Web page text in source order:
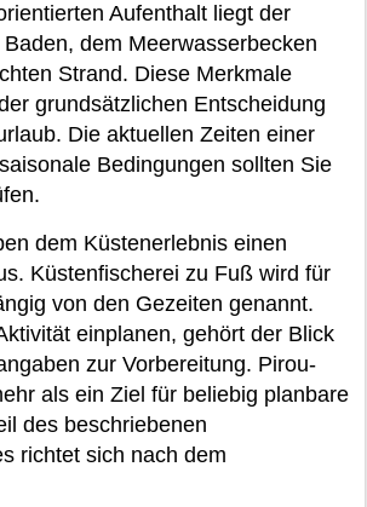
Aufenthalt liegt der
dem Meerwasserbecken
Strand. Diese Merkmale
grundsätzlichen Entscheidung
Die aktuellen Zeiten einer
Bedingungen sollten Sie
dem Küstenerlebnis einen
Küstenfischerei zu Fuß wird für
von den Gezeiten genannt.
einplanen, gehört der Blick
zur Vorbereitung. Pirou-
als ein Ziel für beliebig planbare
des beschriebenen
richtet sich nach dem